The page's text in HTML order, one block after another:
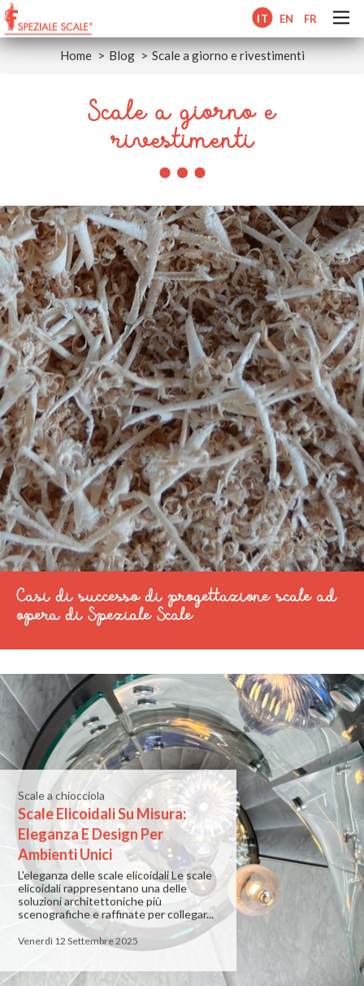
IT EN FR
Home Blog Scale a giorno e rivestimenti
Scale a giorno e
rivestimenti
Casi di successo di progettazione scale ad
opera di Speziale Scale
Scale a chiocciola
Scale Elicoidali Su Misura:
Eleganza E Design Per
Ambienti Unici
L'eleganza delle scale elicoidali Le scale
elicoidali rappresentano una delle
soluzioni architettoniche più
scenografiche e raffinate per collegar...
Venerdì 12 Settembre 2025